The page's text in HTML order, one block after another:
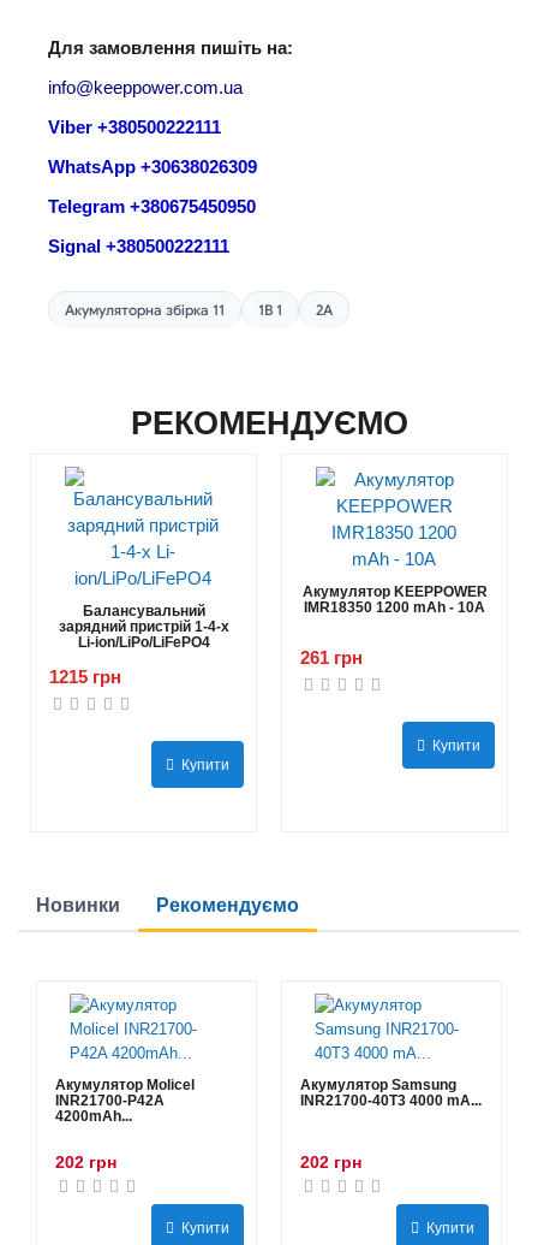
Для замовлення пишіть на:
info@keeppower.com.ua
Viber +380500222111
WhatsApp +30638026309
Telegram +380675450950
Signal +380500222111
Акумуляторна збірка 11 1В 1 2A
РЕКОМЕНДУЄМО
Балансувальний
зарядний пристрій 1-4-х
Li-ion/LiPo/LiFePO4
1215 грн
Купити
Акумулятор KEEPPOWER
IMR18350 1200 mAh - 10А
261 грн
Купити
Новинки Рекомендуємо
Акумулятор Molicel
INR21700-P42A
4200mAh...
202 грн
Купити
Акумулятор Samsung
INR21700-40T3 4000 mA...
202 грн
Купити